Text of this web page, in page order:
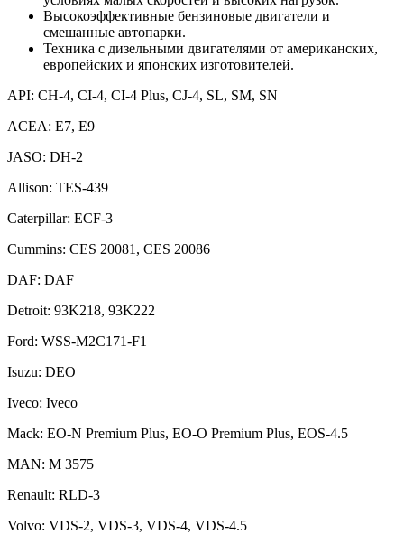
Высокоэффективные бензиновые двигатели и
смешанные автопарки.
Техника с дизельными двигателями от американских,
европейских и японских изготовителей.
API: CH-4, CI-4, CI-4 Plus, CJ-4, SL, SM, SN
ACEA: E7, E9
JASO: DH-2
Allison: TES-439
Caterpillar: ECF-3
Cummins: CES 20081, CES 20086
DAF: DAF
Detroit: 93K218, 93K222
Ford: WSS-M2C171-F1
Isuzu: DEO
Iveco: Iveco
Mack: EO-N Premium Plus, EO-O Premium Plus, EOS-4.5
MAN: M 3575
Renault: RLD-3
Volvo: VDS-2, VDS-3, VDS-4, VDS-4.5